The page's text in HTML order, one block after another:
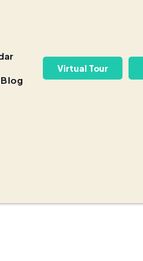
Blog
Virtual Tour